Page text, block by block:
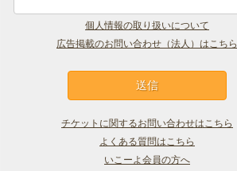
個人情報の取り扱いについて
広告掲載のお問い合わせ（法人）はこちら
チケットに関するお問い合わせはこちら
よくある質問はこちら
いこーよ会員の方へ